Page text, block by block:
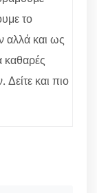
το
αλλά και ως
καθαρές
Δείτε και πιο